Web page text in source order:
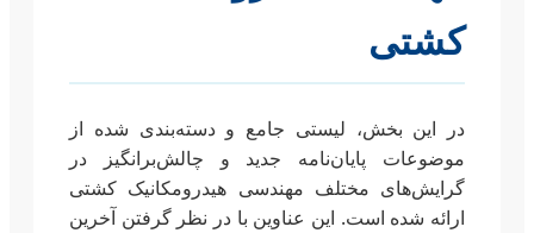
کشتی
در این بخش، لیستی جامع و دسته‌بندی شده از
موضوعات پایان‌نامه جدید و چالش‌برانگیز در
گرایش‌های مختلف مهندسی هیدرومکانیک کشتی
ارائه شده است. این عناوین با در نظر گرفتن آخرین